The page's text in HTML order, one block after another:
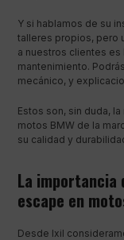
Y si hablamos de su
talleres propios, pero
a nuestros clientes
mantenimiento.
mecánico, y
Estos son, sin duda,
motos BMW de la
su calidad y
La importancia
escape en
Desde Ixil